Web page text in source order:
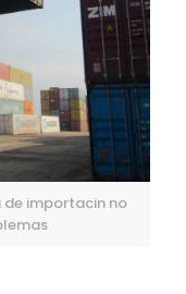
de importacin no